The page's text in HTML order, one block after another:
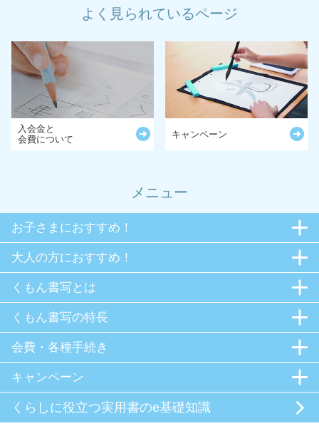
よく見られているページ
入会金と
会費について
キャンペーン
メニュー
お子さまにおすすめ！
大人の方におすすめ！
くもん書写とは
くもん書写の特長
会費・各種手続き
キャンペーン
くらしに役立つ実用書のe基礎知識